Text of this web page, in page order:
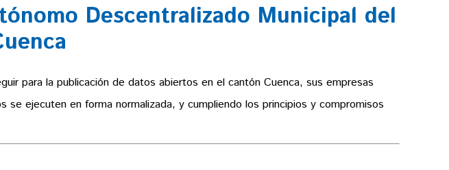
Descentralizado Municipal del
para la publicación de datos abiertos en el cantón Cuenca, sus empresas
ejecuten en forma normalizada, y cumpliendo los principios y compromisos